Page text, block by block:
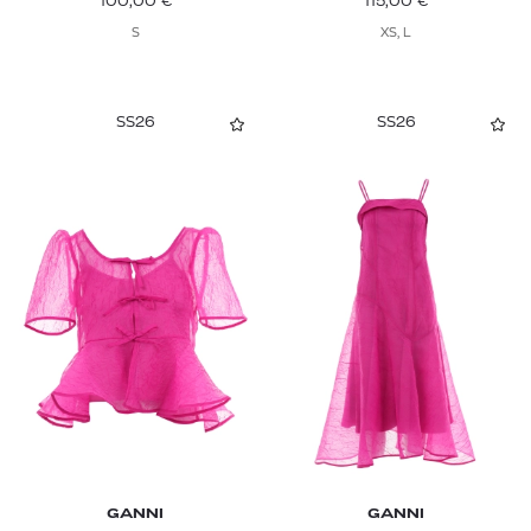
S XS, L
SS26
GANNI
SS26
GANNI